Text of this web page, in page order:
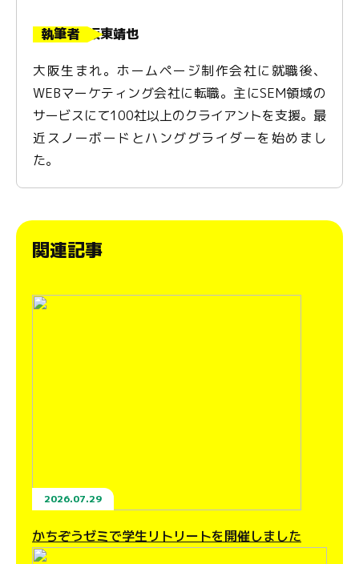
執筆者 坂東靖也
大阪生まれ。ホームページ制作会社に就職後、
WEBマーケティング会社に転職。主にSEM領域の
サービスにて100社以上のクライアントを支援。最
近スノーボードとハンググライダーを始めまし
た。
関連記事
2026.07.29
かちぞうゼミで学生リトリートを開催しました